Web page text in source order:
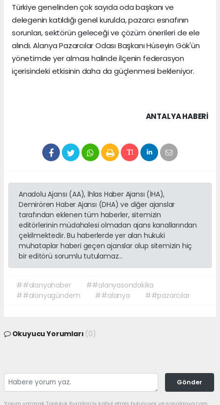
Türkiye genelinden çok sayıda oda başkanı ve
delegenin katıldığı genel kurulda, pazarcı esnafının
sorunları, sektörün geleceği ve çözüm önerileri de ele
alındı. Alanya Pazarcılar Odası Başkanı Hüseyin Gök'ün
yönetimde yer alması halinde ilçenin federasyon
içerisindeki etkisinin daha da güçlenmesi bekleniyor.
ANTALYA HABERİ
Anadolu Ajansı (AA), İhlas Haber Ajansı (İHA),
Demirören Haber Ajansı (DHA) ve diğer ajanslar
tarafından eklenen tüm haberler, sitemizin
editörlerinin müdahalesi olmadan ajans kanallarından
çekilmektedir. Bu haberlerde yer alan hukuki
muhataplar haberi geçen ajanslar olup sitemizin hiç
bir editörü sorumlu tutulamaz...
##alanyahaber
##alanyasondakika
##alanyagündem
##alanya ##pazarcılar
Okuyucu Yorumları (0)
Gönder